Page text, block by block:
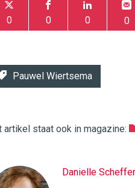
0 0 0 0
Pauwel Wiertsema
artikel staat ook in magazine:
Danielle Scheffer